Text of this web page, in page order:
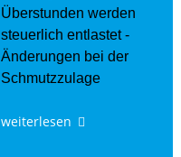
Überstunden werden
steuerlich entlastet -
Änderungen bei der
Schmutzzulage
weiterlesen